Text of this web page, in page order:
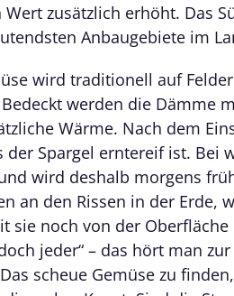
zusätzlich erhöht. Das
Anbaugebiete im
wird traditionell auf
werden die Dämme
Wärme. Nach dem
der Spargel erntereif ist. Bei
wird deshalb morgens
an den Rissen in der Erde,
sie noch von der Oberfläche
jeder“ – das hört man
scheue Gemüse zu